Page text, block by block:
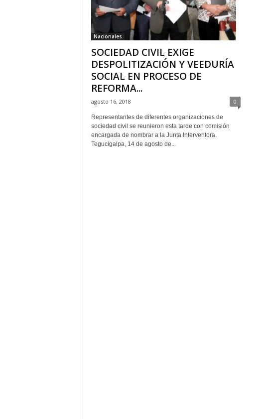
Nacionales
SOCIEDAD CIVIL EXIGE
DESPOLITIZACIÓN Y VEEDURÍA
SOCIAL EN PROCESO DE
REFORMA...
agosto 16, 2018 0
Representantes de diferentes organizaciones de
sociedad civil se reunieron esta tarde con comisión
encargada de nombrar a la Junta Interventora.
Tegucigalpa, 14 de agosto de...